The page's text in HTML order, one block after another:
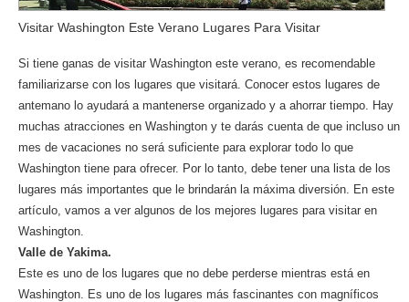
Visitar Washington Este Verano Lugares Para Visitar
Si tiene ganas de visitar Washington este verano, es recomendable
familiarizarse con los lugares que visitará. Conocer estos lugares de
antemano lo ayudará a mantenerse organizado y a ahorrar tiempo. Hay
muchas atracciones en Washington y te darás cuenta de que incluso un
mes de vacaciones no será suficiente para explorar todo lo que
Washington tiene para ofrecer. Por lo tanto, debe tener una lista de los
lugares más importantes que le brindarán la máxima diversión. En este
artículo, vamos a ver algunos de los mejores lugares para visitar en
Washington.
Valle de Yakima.
Este es uno de los lugares que no debe perderse mientras está en
Washington. Es uno de los lugares más fascinantes con magníficos